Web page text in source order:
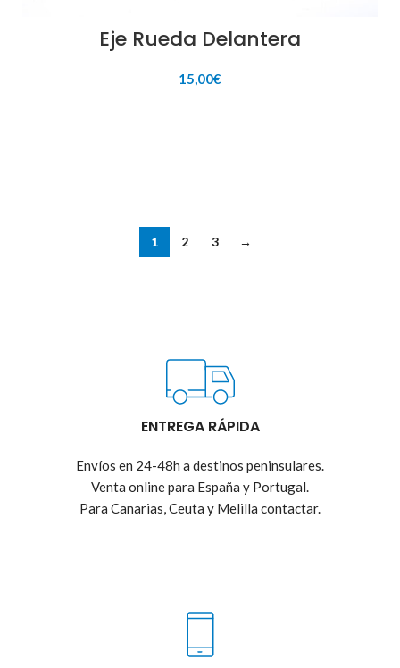
Eje Rueda Delantera
15,00€
1 2 3 →
ENTREGA RÁPIDA
Envíos en 24-48h a destinos peninsulares.
Venta online para España y Portugal.
Para Canarias, Ceuta y Melilla contactar.